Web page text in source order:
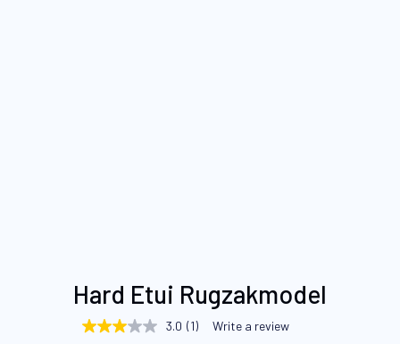
Hard Etui Rugzakmodel
3.0 3.0 (1) Write a review